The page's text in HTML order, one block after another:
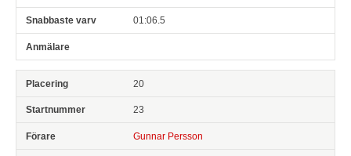
01:06.5
20
23
Gunnar Persson